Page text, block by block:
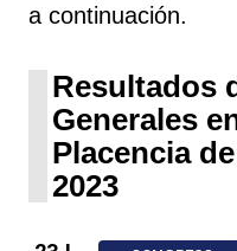
a continuación.
Resultados
Generales
Placencia
2023